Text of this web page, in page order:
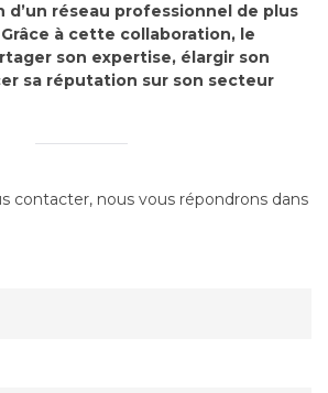
d’un réseau professionnel de plus
à cette collaboration, le
son expertise, élargir son
sa réputation sur son secteur
contacter, nous vous répondrons dans